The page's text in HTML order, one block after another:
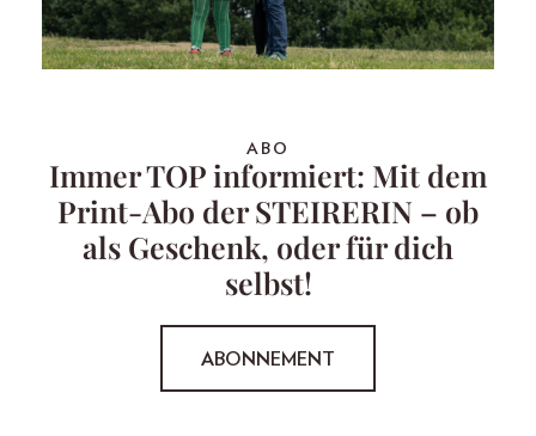
ABO
Immer TOP informiert: Mit dem
Print-Abo der STEIRERIN – ob
als Geschenk, oder für dich
selbst!
ABONNEMENT